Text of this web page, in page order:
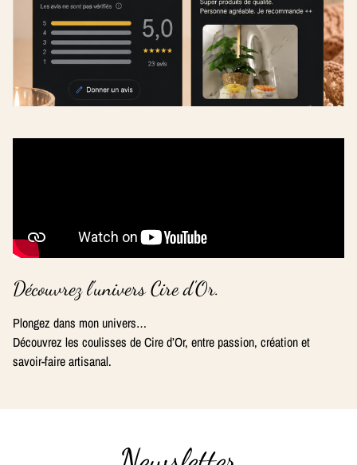
Découvrez l'univers Cire d'Or.
Plongez dans mon univers…
Découvrez les coulisses de Cire d’Or, entre passion, création et
savoir-faire artisanal.